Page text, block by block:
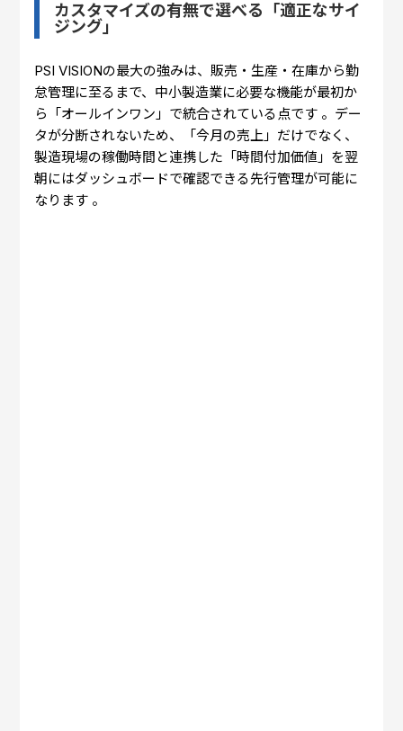
カスタマイズの有無で選べる「適正なサイ
ジング」
PSI VISIONの最大の強みは、販売・生産・在庫から勤
怠管理に至るまで、中小製造業に必要な機能が最初か
ら「オールインワン」で統合されている点です 。デー
タが分断されないため、「今月の売上」だけでなく、
製造現場の稼働時間と連携した「時間付加価値」を翌
朝にはダッシュボードで確認できる先行管理が可能に
なります 。